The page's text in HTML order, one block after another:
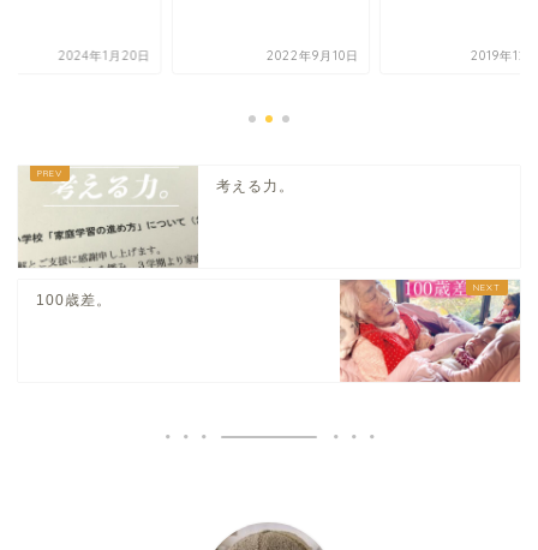
2024年1月20日 2022年9月10日 2019年12
考える力。
100歳差。